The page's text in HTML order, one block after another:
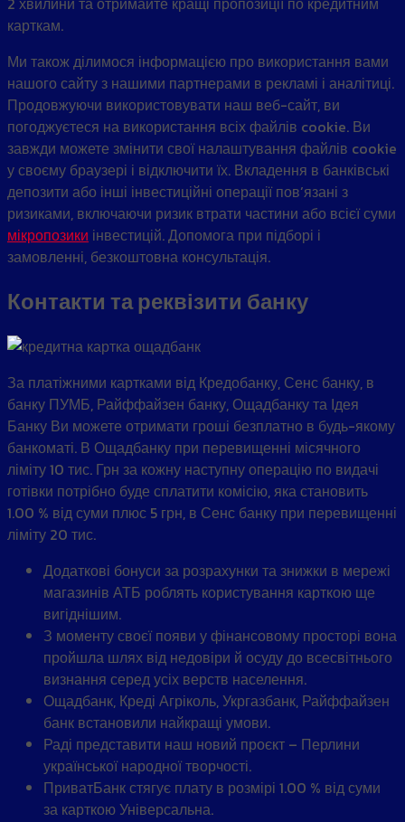
карткам.
Ми також ділимося інформацією про використання вами
нашого сайту з нашими партнерами в рекламі і аналітиці.
Продовжуючи використовувати наш веб-сайт, ви
погоджуєтеся на використання всіх файлів cookie. Ви
завжди можете змінити свої налаштування файлів cookie
у своєму браузері і відключити їх. Вкладення в банківські
депозити або інші інвестиційні операції пов’язані з
ризиками, включаючи ризик втрати частини або всієї суми
мікропозики інвестицій. Допомога при підборі і
замовленні, безкоштовна консультація.
Контакти та реквізити банку
За платіжними картками від Кредобанку, Сенс банку, в
банку ПУМБ, Райффайзен банку, Ощадбанку та Ідея
Банку Ви можете отримати гроші безплатно в будь-якому
банкоматі. В Ощадбанку при перевищенні місячного
ліміту 10 тис. Грн за кожну наступну операцію по видачі
готівки потрібно буде сплатити комісію, яка становить
1.00 % від суми плюс 5 грн, в Сенс банку при перевищенні
ліміту 20 тис.
Додаткові бонуси за розрахунки та знижки в мережі
магазинів АТБ роблять користування карткою ще
вигіднішим.
З моменту своєї появи у фінансовому просторі вона
пройшла шлях від недовіри й осуду до всесвітнього
визнання серед усіх верств населення.
Ощадбанк, Креді Агріколь, Укргазбанк, Райффайзен
банк встановили найкращі умови.
Раді представити наш новий проєкт – Перлини
української народної творчості.
ПриватБанк стягує плату в розмірі 1.00 % від суми
за карткою Універсальна.